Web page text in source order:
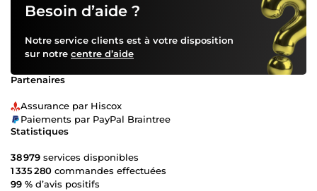
Besoin d’aide ?
Notre service clients est à votre disposition
sur notre centre d’aide
Partenaires
Assurance par Hiscox
Paiements par PayPal Braintree
Statistiques
38 979 services disponibles
1 335 280 commandes effectuées
99 % d’avis positifs